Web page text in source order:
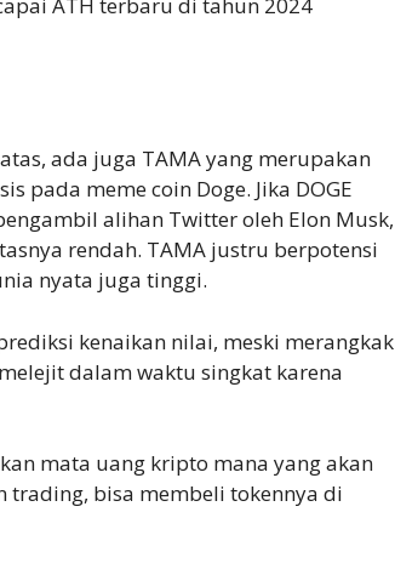
ada juga TAMA yang merupakan
pada meme coin Doge. Jika DOGE
alihan Twitter oleh Elon Musk,
rendah. TAMA justru berpotensi
nyata juga tinggi.
kenaikan nilai, meski merangkak
dalam waktu singkat karena
mata uang kripto mana yang akan
bisa membeli tokennya di